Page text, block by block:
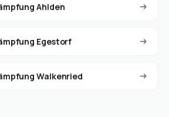
Ahlden
Egestorf
Walkenried